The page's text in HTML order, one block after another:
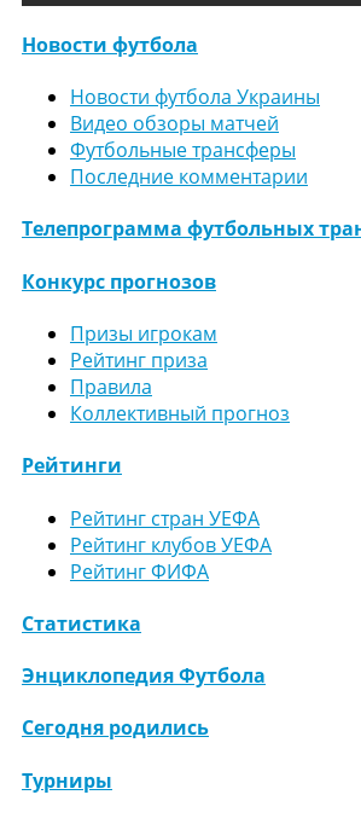
Новости футбола
Новости футбола Украины
Видео обзоры матчей
Футбольные трансферы
Последние комментарии
Телепрограмма футбольных
Конкурс прогнозов
Призы игрокам
Рейтинг приза
Правила
Коллективный прогноз
Рейтинги
Рейтинг стран УЕФА
Рейтинг клубов УЕФА
Рейтинг ФИФА
Статистика
Энциклопедия Футбола
Сегодня родились
Турниры